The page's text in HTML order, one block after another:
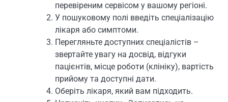
перевіреним сервісом у вашому регіоні.
У пошуковому полі введіть спеціалізацію
лікаря або симптоми.
Перегляньте доступних спеціалістів –
звертайте увагу на досвід, відгуки
пацієнтів, місце роботи (клініку), вартість
прийому та доступні дати.
Оберіть лікаря, який вам підходить.